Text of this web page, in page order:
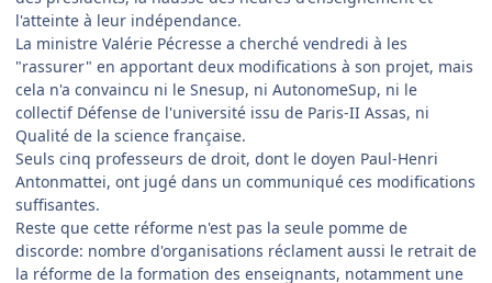
l'atteinte à leur indépendance.
La ministre Valérie Pécresse a cherché vendredi à les
"rassurer" en apportant deux modifications à son projet, mais
cela n'a convaincu ni le Snesup, ni AutonomeSup, ni le
collectif Défense de l'université issu de Paris-II Assas, ni
Qualité de la science française.
Seuls cinq professeurs de droit, dont le doyen Paul-Henri
Antonmattei, ont jugé dans un communiqué ces modifications
suffisantes.
Reste que cette réforme n'est pas la seule pomme de
discorde: nombre d'organisations réclament aussi le retrait de
la réforme de la formation des enseignants, notamment une